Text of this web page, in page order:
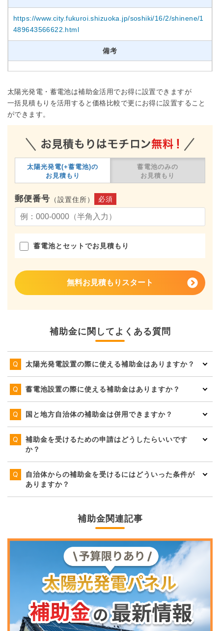
https://www.city.fukuroi.shizuoka.jp/soshiki/16/2/shinene/1
489643566622.html
備考
太陽光発電・蓄電池は補助金活用でお得に設置できますが
一括見積もりを活用すると価格比較で更にお得に設置すること
ができます。
太陽光発電(+蓄電池)の
お見積もり
蓄電池のみの
お見積もり
郵便番号 （設置住所） 必須
蓄電池とセットでお見積もり
無料お見積もりスタート
補助金に関してよくある質問
太陽光発電設置の際に使える補助金はありますか？
蓄電池設置の際に使える補助金はありますか？
国と地方自治体の補助金は併用できますか？
補助金を受けるための申請はどうしたらいいです
か？
自治体からの補助金を受けるにはどういった条件が
ありますか？
補助金関連記事